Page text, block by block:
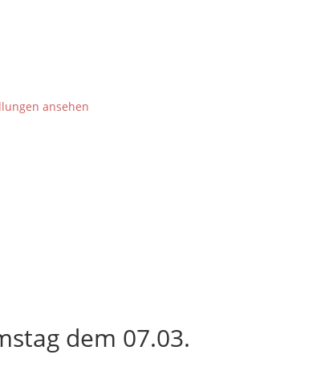
ansehen
dem 07.03.